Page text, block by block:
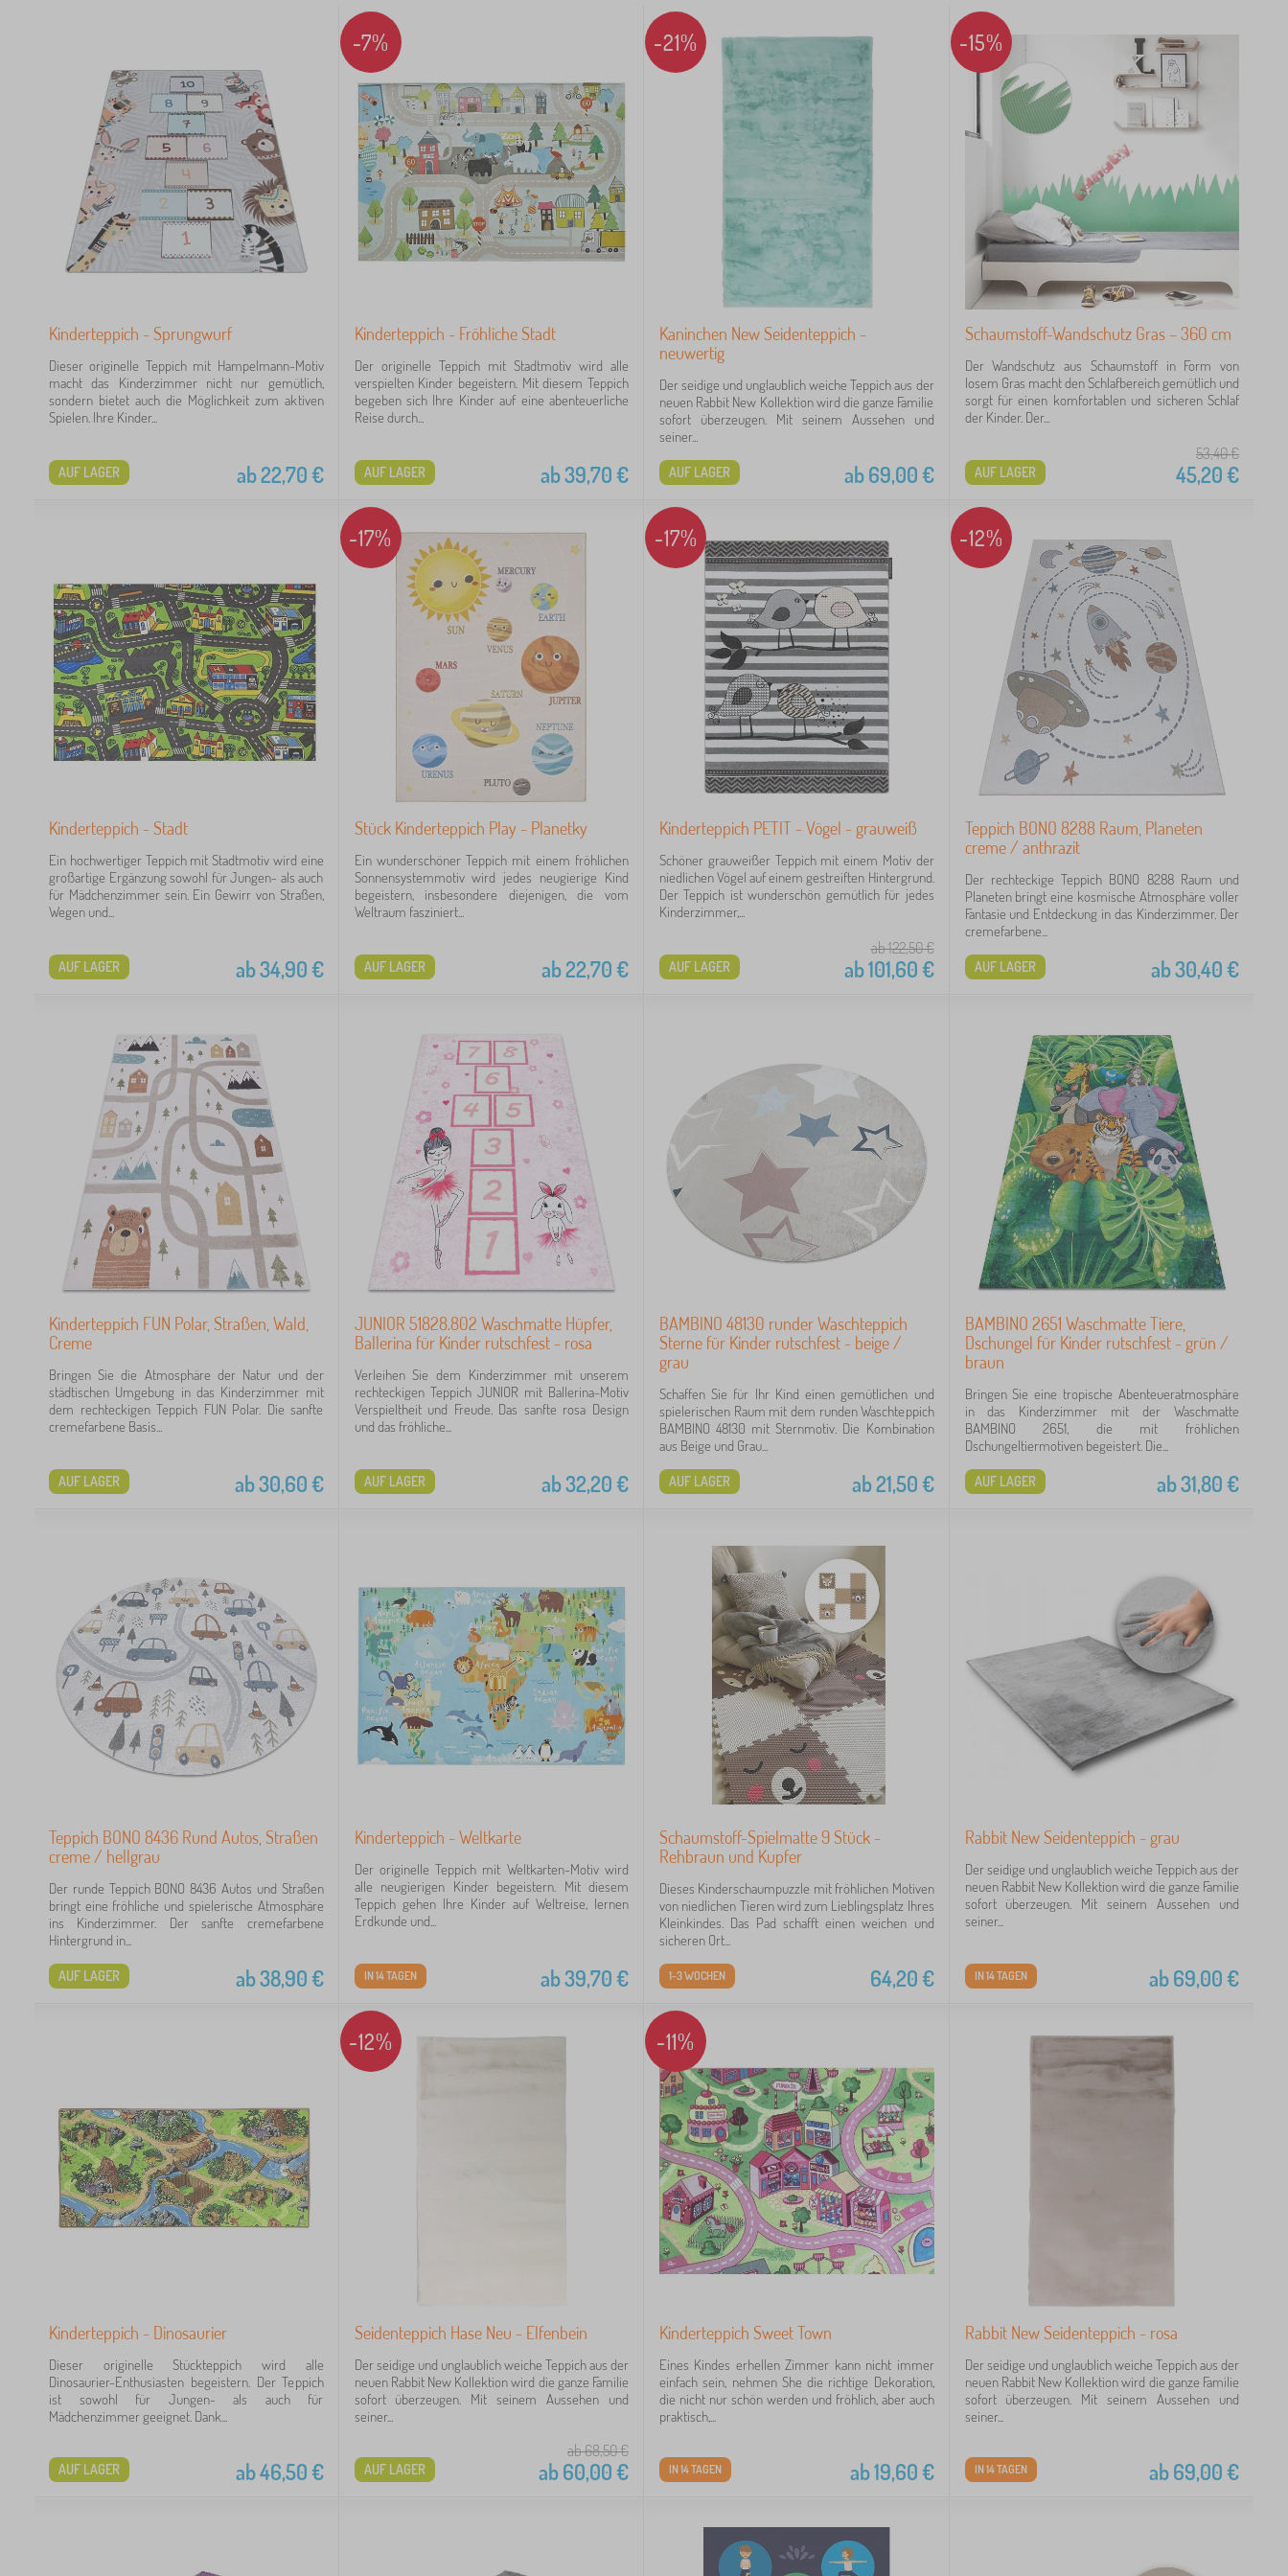
Kinderteppich - Sprungwurf
Dieser originelle Teppich mit Hampelmann-Motiv
macht das Kinderzimmer nicht nur gemütlich,
sondern bietet auch die Möglichkeit zum aktiven
Spielen. Ihre Kinder...
ab22,70€
AUF LAGER
-7%
Kinderteppich - Fröhliche Stadt
Der originelle Teppich mit Stadtmotiv wird alle
verspielten Kinder begeistern. Mit diesem Teppich
begeben sich Ihre Kinder auf eine abenteuerliche
Reise durch...
ab39,70€
AUF LAGER
-21%
Kaninchen New Seidenteppich -
neuwertig
Der seidige und unglaublich weiche Teppich aus der
neuen Rabbit New Kollektion wird die ganze Familie
sofort überzeugen. Mit seinem Aussehen und
seiner...
ab69,00€
AUF LAGER
-15%
Schaumstoff-Wandschutz Gras – 360 cm
Der Wandschutz aus Schaumstoff in Form von
losem Gras macht den Schlafbereich gemütlich und
sorgt für einen komfortablen und sicheren Schlaf
der Kinder. Der...
53,40€
45,20€
AUF LAGER
Kinderteppich - Stadt
Ein hochwertiger Teppich mit Stadtmotiv wird eine
großartige Ergänzung sowohl für Jungen- als auch
für Mädchenzimmer sein. Ein Gewirr von Straßen,
Wegen und...
ab34,90€
AUF LAGER
-17%
Stück Kinderteppich Play - Planetky
Ein wunderschöner Teppich mit einem fröhlichen
Sonnensystemmotiv wird jedes neugierige Kind
begeistern, insbesondere diejenigen, die vom
Weltraum fasziniert...
ab22,70€
AUF LAGER
-17%
Kinderteppich PETIT - Vögel - grauweiß
Schöner grauweißer Teppich mit einem Motiv der
niedlichen Vögel auf einem gestreiften Hintergrund.
Der Teppich ist wunderschön gemütlich für jedes
Kinderzimmer,...
ab 122,50€
ab101,60€
AUF LAGER
-12%
Teppich BONO 8288 Raum, Planeten
creme / anthrazit
Der rechteckige Teppich BONO 8288 Raum und
Planeten bringt eine kosmische Atmosphäre voller
Fantasie und Entdeckung in das Kinderzimmer. Der
cremefarbene...
ab30,40€
AUF LAGER
Kinderteppich FUN Polar, Straßen, Wald,
Creme
Bringen Sie die Atmosphäre der Natur und der
städtischen Umgebung in das Kinderzimmer mit
dem rechteckigen Teppich FUN Polar. Die sanfte
cremefarbene Basis...
ab30,60€
AUF LAGER
JUNIOR 51828.802 Waschmatte Hüpfer,
Ballerina für Kinder rutschfest - rosa
Verleihen Sie dem Kinderzimmer mit unserem
rechteckigen Teppich JUNIOR mit Ballerina-Motiv
Verspieltheit und Freude. Das sanfte rosa Design
und das fröhliche...
ab32,20€
AUF LAGER
BAMBINO 48130 runder Waschteppich
Sterne für Kinder rutschfest - beige /
grau
Schaffen Sie für Ihr Kind einen gemütlichen und
spielerischen Raum mit dem runden Waschteppich
BAMBINO 48130 mit Sternmotiv. Die Kombination
aus Beige und Grau...
ab21,50€
AUF LAGER
BAMBINO 2651 Waschmatte Tiere,
Dschungel für Kinder rutschfest - grün /
braun
Bringen Sie eine tropische Abenteueratmosphäre
in das Kinderzimmer mit der Waschmatte
BAMBINO 2651, die mit fröhlichen
Dschungeltiermotiven begeistert. Die...
ab31,80€
AUF LAGER
Teppich BONO 8436 Rund Autos, Straßen
creme / hellgrau
Der runde Teppich BONO 8436 Autos und Straßen
bringt eine fröhliche und spielerische Atmosphäre
ins Kinderzimmer. Der sanfte cremefarbene
Hintergrund in...
ab38,90€
AUF LAGER
Kinderteppich - Weltkarte
Der originelle Teppich mit Weltkarten-Motiv wird
alle neugierigen Kinder begeistern. Mit diesem
Teppich gehen Ihre Kinder auf Weltreise, lernen
Erdkunde und...
ab39,70€
IN 14 TAGEN
Schaumstoff-Spielmatte 9 Stück -
Rehbraun und Kupfer
Dieses Kinderschaumpuzzle mit fröhlichen Motiven
von niedlichen Tieren wird zum Lieblingsplatz Ihres
Kleinkindes. Das Pad schafft einen weichen und
sicheren Ort...
64,20€
1-3 WOCHEN
Rabbit New Seidenteppich - grau
Der seidige und unglaublich weiche Teppich aus der
neuen Rabbit New Kollektion wird die ganze Familie
sofort überzeugen. Mit seinem Aussehen und
seiner...
ab69,00€
IN 14 TAGEN
Kinderteppich - Dinosaurier
Dieser originelle Stückteppich wird alle
Dinosaurier-Enthusiasten begeistern. Der Teppich
ist sowohl für Jungen- als auch für
Mädchenzimmer geeignet. Dank...
ab46,50€
AUF LAGER
-12%
Seidenteppich Hase Neu - Elfenbein
Der seidige und unglaublich weiche Teppich aus der
neuen Rabbit New Kollektion wird die ganze Familie
sofort überzeugen. Mit seinem Aussehen und
seiner...
ab 68,50€
ab60,00€
AUF LAGER
-11%
Kinderteppich Sweet Town
Eines Kindes erhellen Zimmer kann nicht immer
einfach sein, nehmen She die richtige Dekoration,
die nicht nur schön werden und fröhlich, aber auch
praktisch,...
ab19,60€
IN 14 TAGEN
Rabbit New Seidenteppich - rosa
Der seidige und unglaublich weiche Teppich aus der
neuen Rabbit New Kollektion wird die ganze Familie
sofort überzeugen. Mit seinem Aussehen und
seiner...
ab69,00€
IN 14 TAGEN